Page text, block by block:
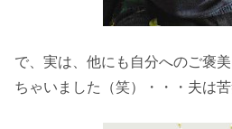
で、実は、他にも自分へのご褒
ちゃいました（笑）・・・夫は苦